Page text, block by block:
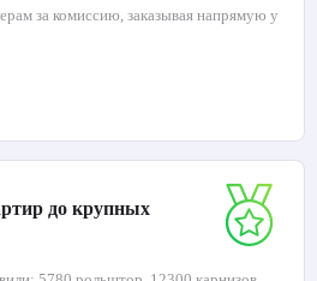
за комиссию, заказывая напрямую у
до крупных